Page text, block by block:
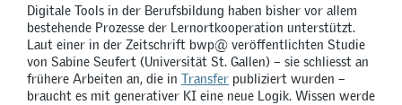
Digitale Tools in der Berufsbildung haben bisher vor allem
bestehende Prozesse der Lernortkooperation unterstützt.
Laut einer in der Zeitschrift bwp@ veröffentlichten Studie
von Sabine Seufert (Universität St. Gallen) – sie schliesst an
frühere Arbeiten an, die in Transfer publiziert wurden –
braucht es mit generativer KI eine neue Logik. Wissen werde